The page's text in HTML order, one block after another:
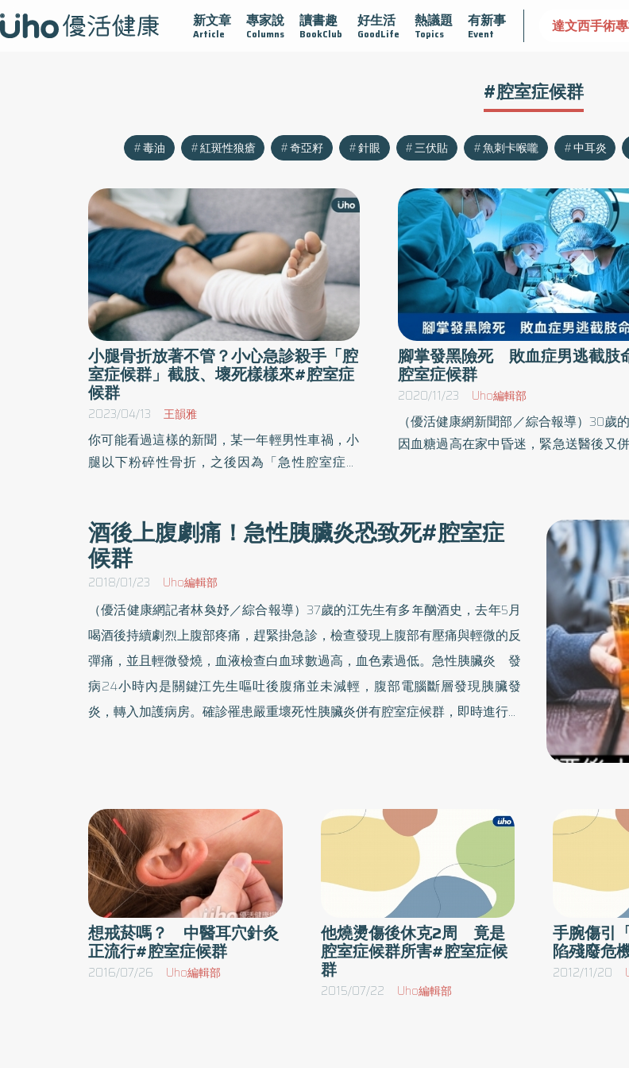
新文章
Article
專家說
Columns
讀書趣
BookClub
好生活
GoodLife
熱議題
Topics
有新事
Event
黏 守護腺在 疫情保衛戰 再生醫學 愛的未來視 認識攝護腺肥大 守護骨骼健康 達文西手術
#腔室症候群
毒油 紅斑性狼瘡 奇亞籽 針眼 三伏貼 魚刺卡喉嚨 中耳炎
小腿骨折放著不管？小心急診殺手「腔
室症候群」截肢、壞死樣樣來#腔室症
候群
2023/04/13 王韻雅
你可能看過這樣的新聞，某一年輕男性車禍，小
腿以下粉碎性骨折，之後因為「急性腔室症候
經、血管以及其內部構造功能受損的傷害。對
此，骨科醫師表示，腔室症候群較常發生於小
腿，若沒有緊急治療，會迅速引起肌肉壞死，嚴
腳掌發黑險死 敗血症男逃截肢
腔室症候群
2020/11/23 Uho編輯部
（優活健康網新聞部／綜合報導）30歲
因血糖過高在家中昏迷，緊急送醫後又併
截肢保命，但家人希望能保留，最後在
團隊進行清瘡、壞死切除游離皮瓣手
下，順利保住一命，也免於截肢。血
迷 併發急性下肢血栓與腔室症候群蔡
胞胎哥哥表示，弟弟當時在家中剛吃完
從椅子上跌落、失去意識，緊急叫救護
近醫院，檢查後醫生說是血糖過高，原
幾天即能返家，不料隨之而來的卻是併
下肢血栓與腔室症候群。一開始左腳趾
慢整個腳掌也跟著全黑掉，接著又出現
腎衰竭，需洗腎治療，在加護病房一個
黃介琦指出，蔡先生來的時候狀況相當
括敗血症、血壓很低，且還在洗腎，意識
楚，有生命危險，但哥哥顧及弟弟還年輕
在救命的情況下還能保留肢體，讓弟弟
走路，過正常生活。洗腎穩定病情再重
住院75天出院黃介琦會同腎臟科、感染
團隊搶救，首先針對敗血症使用抗生素
感染，接著再解決洗腎、呼吸、意識等
穩定後，陸續左小腿清瘡六次，並以負壓
酒後上腹劇痛！急性胰臟炎恐致死#腔室症
候群
2018/01/23 Uho編輯部
（優活健康網記者林奐妤／綜合報導）37歲的江先生有多年酗酒史，去年5月
喝酒後持續劇烈上腹部疼痛，趕緊掛急診，檢查發現上腹部有壓痛與輕微的反
彈痛，並且輕微發燒，血液檢查白血球數過高，血色素過低。急性胰臟炎 發
病24小時內是關鍵江先生嘔吐後腹痛並未減輕，腹部電腦斷層發現胰臟發
炎，轉入加護病房。確診罹患嚴重壞死性胰臟炎併有腔室症候群，即時進行腹
時間，包括嚴重度預測、積極輸液治療、抗生素投藥等，攸關病人將來的預
後。腹部高壓須馬上治療 以免危急生命早期治療是預防器官衰竭，需要介入
性的治療不多。但是胰臟由後腹腔水腫、液體積聚、腹水、痙攣性腸阻塞或是
醫療性輸液過度造成腹部高壓時，可能導致壞死性胰臟炎併有腔室症候群，需
馬上處理，視情況考慮經皮導管減壓治療或是開刀手術，否則恐危急生命。急
性胰臟炎病例中，約75至80%屬於輕度胰臟炎，短暫住院可痊癒。另外20至
25%則是重度胰臟炎，需要早期加強治療，甚至轉至加護單位或是後送到其他
醫院，初期判斷嚴重程度刻不容緩，少數壞死性胰臟炎有較高的死亡率，不能
想戒菸嗎？ 中醫耳穴針灸
正流行#腔室症候群
2016/07/26 Uho編輯部
他燒燙傷後休克2周 竟是
腔室症候群所害#腔室症候
群
2015/07/22 Uho編輯部
手腕傷引
陷殘廢危
2012/11/20